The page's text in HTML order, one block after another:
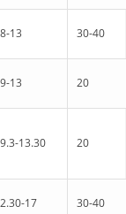
13 30-40
13 20
13.30 20
17 30-40